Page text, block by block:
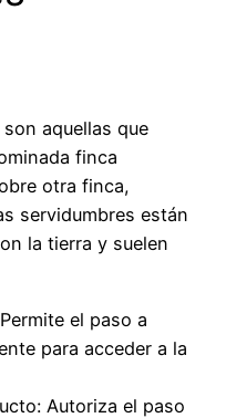
aquellas que
finca
otra finca,
servidumbres están
la tierra y suelen
Permite el paso a
para acceder a la
Autoriza el paso